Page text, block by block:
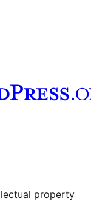
property